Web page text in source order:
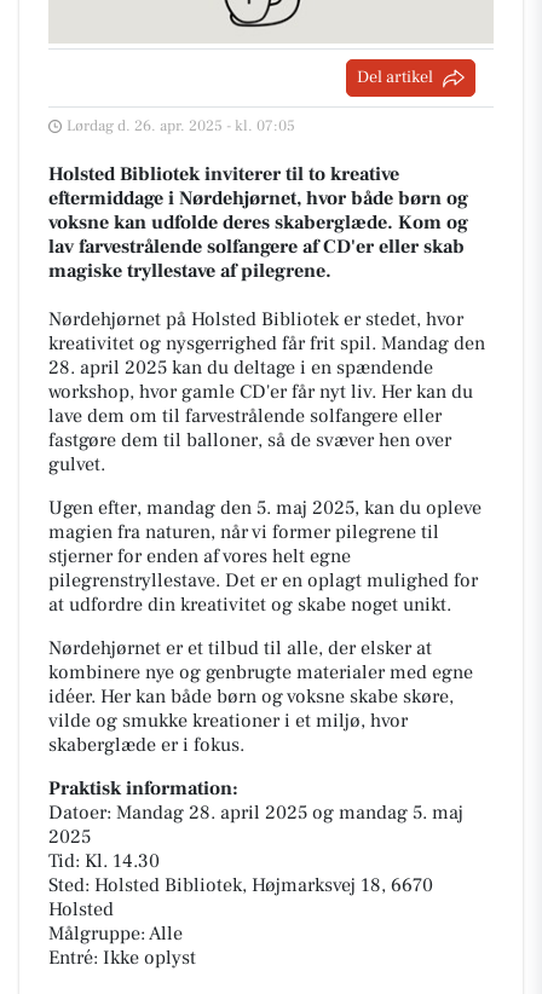
Del artikel
Lørdag d. 26. apr. 2025 - kl. 07:05
Holsted Bibliotek inviterer til to kreative
eftermiddage i Nørdehjørnet, hvor både børn og
voksne kan udfolde deres skaberglæde. Kom og
lav farvestrålende solfangere af CD'er eller skab
magiske tryllestave af pilegrene.
Nørdehjørnet på Holsted Bibliotek er stedet, hvor
kreativitet og nysgerrighed får frit spil. Mandag den
28. april 2025 kan du deltage i en spændende
workshop, hvor gamle CD'er får nyt liv. Her kan du
lave dem om til farvestrålende solfangere eller
fastgøre dem til balloner, så de svæver hen over
gulvet.
Ugen efter, mandag den 5. maj 2025, kan du opleve
magien fra naturen, når vi former pilegrene til
stjerner for enden af vores helt egne
pilegrenstryllestave. Det er en oplagt mulighed for
at udfordre din kreativitet og skabe noget unikt.
Nørdehjørnet er et tilbud til alle, der elsker at
kombinere nye og genbrugte materialer med egne
idéer. Her kan både børn og voksne skabe skøre,
vilde og smukke kreationer i et miljø, hvor
skaberglæde er i fokus.
Praktisk information:
Datoer: Mandag 28. april 2025 og mandag 5. maj
2025
Tid: Kl. 14.30
Sted: Holsted Bibliotek, Højmarksvej 18, 6670
Holsted
Målgruppe: Alle
Entré: Ikke oplyst